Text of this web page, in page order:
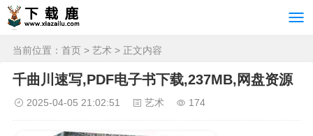
当前位置： 首页 > 艺术 > 正文内容
千曲川速写,PDF电子书下载,237MB,网盘资源
2025-04-05 21:02:51 艺术 174